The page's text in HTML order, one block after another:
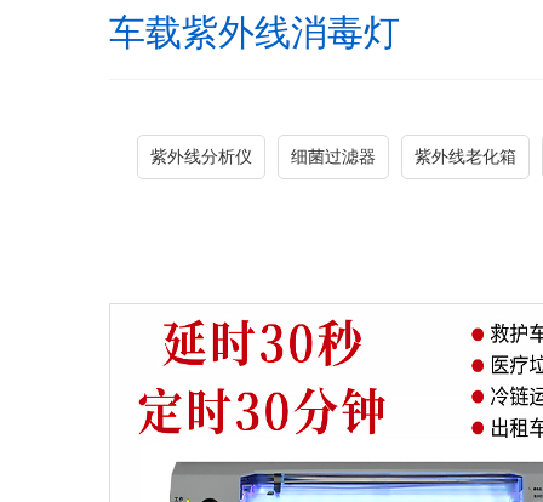
车载紫外线消毒灯
紫外线分析仪 细菌过滤器 紫外线老化箱